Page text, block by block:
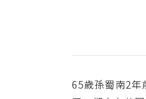
65歲孫蜀南2年